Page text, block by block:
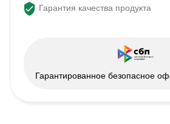
Гарантия качества продукта
Гарантированное безопасное